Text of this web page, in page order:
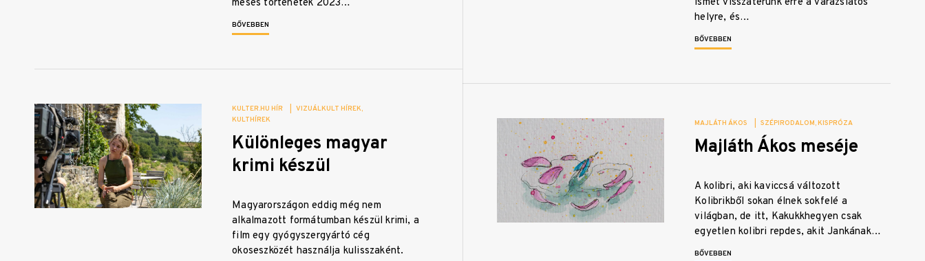
mesés történetek 2023…
BŐVEBBEN
helyre, és…
BŐVEBBEN
KULTER.HU HÍR
VIZUÁLKULT HÍREK
KULTHÍREK
Különleges magyar
krimi készül
Magyarországon eddig még nem
alkalmazott formátumban készül krimi, a
film egy gyógyszergyártó cég
okoseszközét használja kulisszaként.
MAJLÁTH ÁKOS SZÉPIRODALOM KISPRÓZA
Majláth Ákos meséje
A kolibri, aki kaviccsá változott
Kolibrikből sokan élnek sokfelé a
világban, de itt, Kakukkhegyen csak
egyetlen kolibri repdes, akit Jankának…
BŐVEBBEN